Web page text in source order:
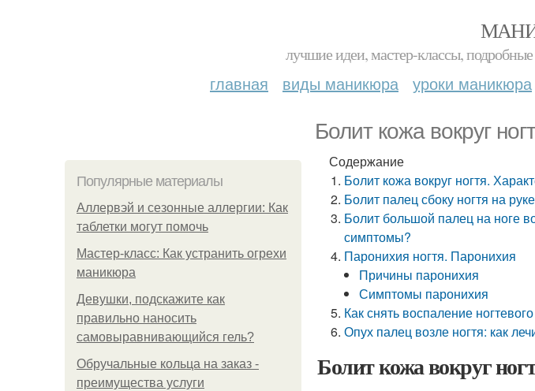
лучшие идеи, мастер-классы,
главная виды маникюра уроки маникюра
Болит кожа вокруг
Популярные материалы
Аллервэй и сезонные аллергии: Как
таблетки могут помочь
Мастер-класс: Как устранить огрехи
маникюра
Девушки, подскажите как
правильно наносить
самовыравнивающийся гель?
Обручальные кольца на заказ -
преимущества услуги
Содержание
Болит кожа вокруг ногтя.
Болит палец сбоку ногтя на
Болит большой палец на ноге
симптомы?
Паронихия ногтя. Паронихия
Причины паронихия
Симптомы паронихия
Как снять воспаление
Опух палец возле ногтя: как
Болит кожа вокруг